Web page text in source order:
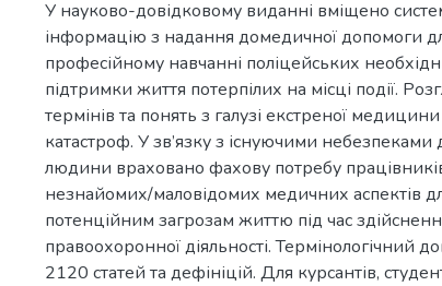
У науково-довідковому виданні вміщено
інформацію з надання домедичної допомоги
професійному навчанні поліцейських
підтримки життя потерпілих на місці події.
термінів та понять з галузі екстреної
катастроф. У зв’язку з існуючими небезпеками
людини враховано фахову потребу працівників
незнайомих/маловідомих медичних аспектів
потенційним загрозам життю під час
правоохоронної діяльності. Термінологічний
2120 статей та дефініцій. Для курсантів,